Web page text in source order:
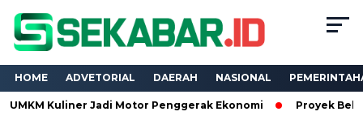
HOME ADVETORIAL DAERAH NASIONAL
Kuliner Jadi Motor Penggerak Ekonomi Proyek Belasan